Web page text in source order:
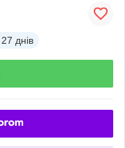
27 днів